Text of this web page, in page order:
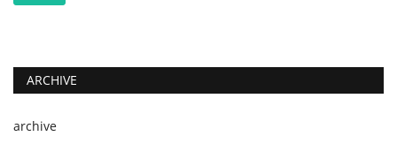
ARCHIVE
archive